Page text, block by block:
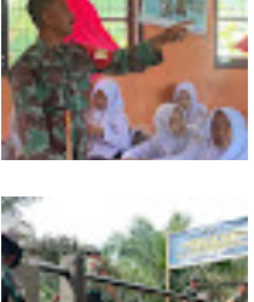
Babinsa Tanamkan Nilai
Pancasila dan Cinta Tanah Air
kepada Siswa SMP